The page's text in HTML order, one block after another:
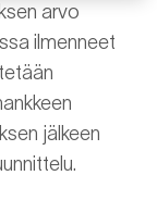
arvo
ilmenneet
jälkeen